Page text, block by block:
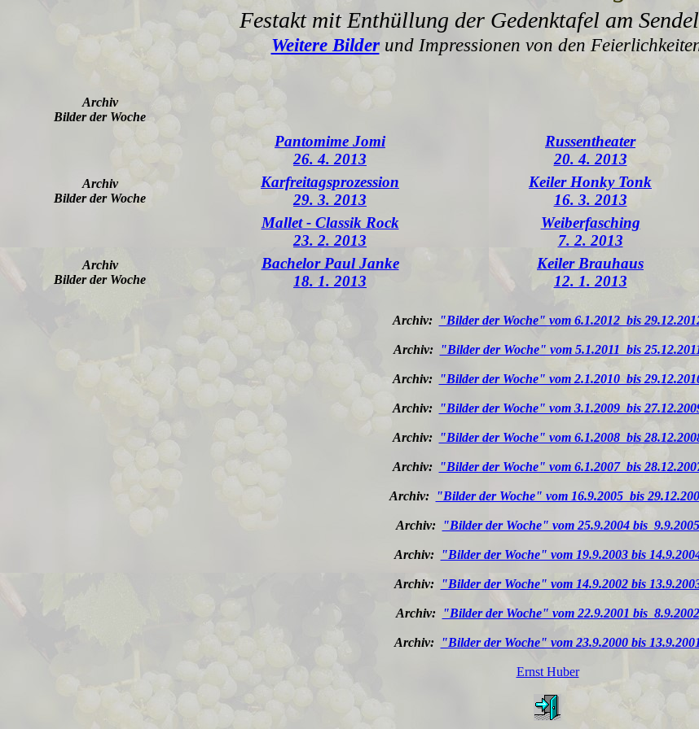
Festakt mit Enthüllung der Gedenktafel am
Weitere Bilder und Impressionen von den
Archiv
Bilder der Woche
Pantomime Jomi
26. 4. 2013
Russentheater
20. 4. 2013
Archiv
Bilder der Woche
Karfreitagsprozession
29. 3. 2013
Keiler Honky Tonk
16. 3. 2013
Mallet - Classik Rock
23. 2. 2013
Weiberfasching
7. 2. 2013
Archiv
Bilder der Woche
Bachelor Paul Janke
18. 1. 2013
Keiler Brauhaus
12. 1. 2013
Archiv: "Bilder der Woche" vom 6.1.2012 bis
Archiv: "Bilder der Woche" vom 5.1.2011 bis
Archiv: "Bilder der Woche" vom 2.1.2010 bis
Archiv: "Bilder der Woche" vom 3.1.2009 bis
Archiv: "Bilder der Woche" vom 6.1.2008 bis
Archiv: "Bilder der Woche" vom 6.1.2007 bis
Archiv: "Bilder der Woche" vom 16.9.2005 bis
Archiv: "Bilder der Woche" vom 25.9.2004 bis 9.9.2005
Archiv: "Bilder der Woche" vom 19.9.2003 bis
Archiv: "Bilder der Woche" vom 14.9.2002 bis
Archiv: "Bilder der Woche" vom 22.9.2001 bis 8.9.2002
Archiv: "Bilder der Woche" vom 23.9.2000 bis
Ernst Huber